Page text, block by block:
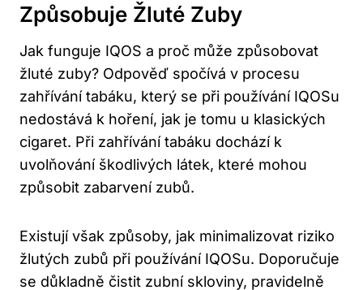
Způsobuje ​žluté⁣ Zuby
Jak funguje IQOS a ​proč ‍může způsobovat
žluté zuby? Odpověď spočívá v procesu
zahřívání tabáku,⁤ který⁣ se při používání IQOSu
nedostává ‌k⁤ hoření, jak je tomu⁢ u klasických
cigaret. Při⁢ zahřívání tabáku‌ dochází ⁢k
uvolňování škodlivých látek,‌ které mohou
‌způsobit zabarvení zubů.
Existují ⁣však způsoby, jak minimalizovat riziko
⁤žlutých​ zubů ⁢při používání IQOSu. Doporučuje
se⁤ důkladně čistit zubní skloviny, ‍pravidelně